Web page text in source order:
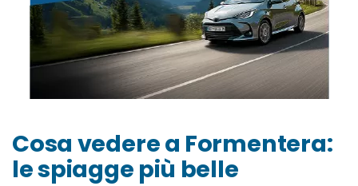
Cosa vedere a Formentera:
le spiagge più belle